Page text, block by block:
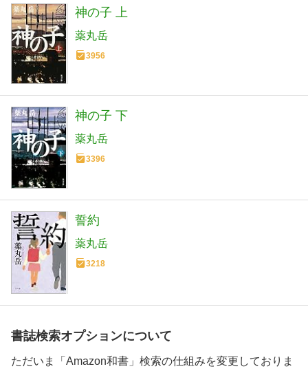
神の子 上
薬丸岳
3956
神の子 下
薬丸岳
3396
誓約
薬丸岳
3218
書誌検索オプションについて
ただいま「Amazon和書」検索の仕組みを変更しておりま